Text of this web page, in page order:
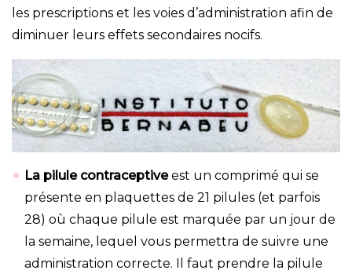
les prescriptions et les voies d’administration afin de
diminuer leurs effets secondaires nocifs.
La pilule contraceptiveest un comprimé qui se
présente en plaquettes de 21 pilules (et parfois
28) où chaque pilule est marquée par un jour de
la semaine, lequel vous permettra de suivre une
administration correcte. Il faut prendre la pilule